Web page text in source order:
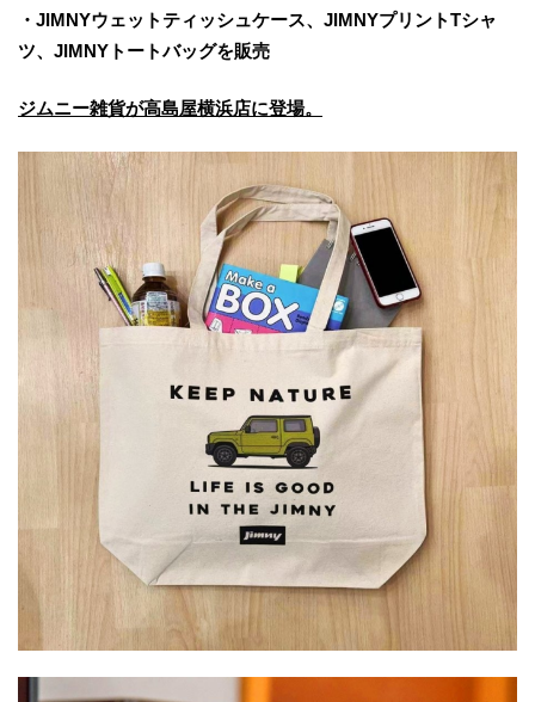
・JIMNYウェットティッシュケース、JIMNYプリントTシャ
ツ、JIMNYトートバッグを販売
ジムニー雑貨が高島屋横浜店に登場。